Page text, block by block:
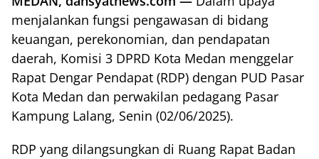
menjalankan fungsi pengawasan di bidang
keuangan, perekonomian, dan pendapatan
daerah, Komisi 3 DPRD Kota Medan menggelar
Rapat Dengar Pendapat (RDP) dengan PUD Pasar
Kota Medan dan perwakilan pedagang Pasar
Kampung Lalang, Senin (02/06/2025).
RDP yang dilangsungkan di Ruang Rapat Badan